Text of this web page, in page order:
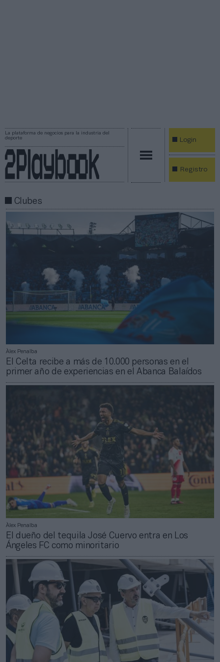
La plataforma de negocios para la industria del
deporte
Login
Registro
Clubes
Àlex Penalba
El Celta recibe a más de 10.000 personas en el
primer año de experiencias en el Abanca Balaídos
Àlex Penalba
El dueño del tequila José Cuervo entra en Los
Ángeles FC como minoritario